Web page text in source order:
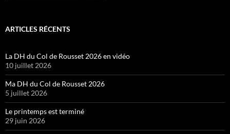
ARTICLES RÉCENTS
La DH du Col de Rousset 2026 en vidéo
10 juillet 2026
Ma DH du Col de Rousset 2026
5 juillet 2026
Le printemps est terminé
29 juin 2026